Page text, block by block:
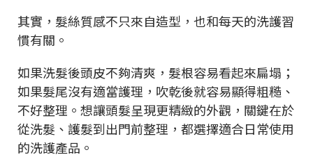
其實，髮絲質感不只來自造型，也和每天的洗護習
慣有關。
如果洗髮後頭皮不夠清爽，髮根容易看起來扁塌；
如果髮尾沒有適當護理，吹乾後就容易顯得粗糙、
不好整理。想讓頭髮呈現更精緻的外觀，關鍵在於
從洗髮、護髮到出門前整理，都選擇適合日常使用
的洗護產品。